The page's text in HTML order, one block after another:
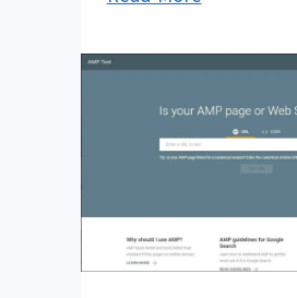
류,
인
증